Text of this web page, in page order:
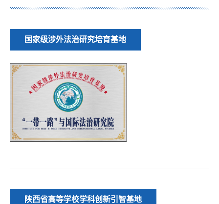
国家级涉外法治研究培育基地
陕西省高等学校学科创新引智基地